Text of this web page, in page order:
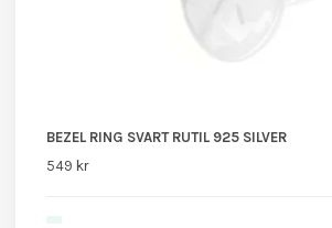
BEZEL RING SVART RUTIL 925 SILVER
549 kr